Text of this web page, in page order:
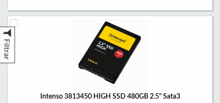
Filtrar
Intenso 3813450 HIGH SSD 480GB 2.5" Sata3